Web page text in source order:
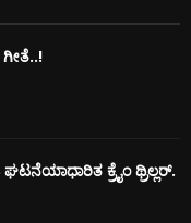
ಗೀತೆ..!
ಕ್ರೈಂ ಥ್ರಿಲ್ಲರ್.